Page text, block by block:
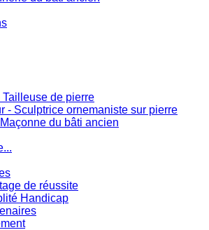
Tailleuse de pierre
- Sculptrice ornemaniste sur pierre
du bâti ancien
de réussite
Handicap